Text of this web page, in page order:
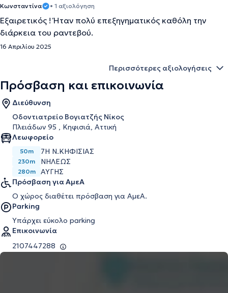
Κωνσταντίνα • 1 αξιολόγηση
Εξαιρετικός ! Ήταν πολύ επεξηγηματικός καθόλη την
διάρκεια του ραντεβού.
16 Απριλίου 2025
Περισσότερες αξιολογήσεις
Πρόσβαση και επικοινωνία
Διεύθυνση
Οδοντιατρείο Βογιατζής Νίκος
Πλειάδων 95 , Κηφισιά, Αττική
Λεωφορείο
50m 7Η Ν.ΚΗΦΙΣΙΑΣ
230m ΝΗΛΕΩΣ
280m
ΑΥΓΗΣ
Πρόσβαση για ΑμεΑ
Ο χώρος διαθέτει πρόσβαση για ΑμεΑ.
Parking
Υπάρχει εύκολο parking
Επικοινωνία
2107447288